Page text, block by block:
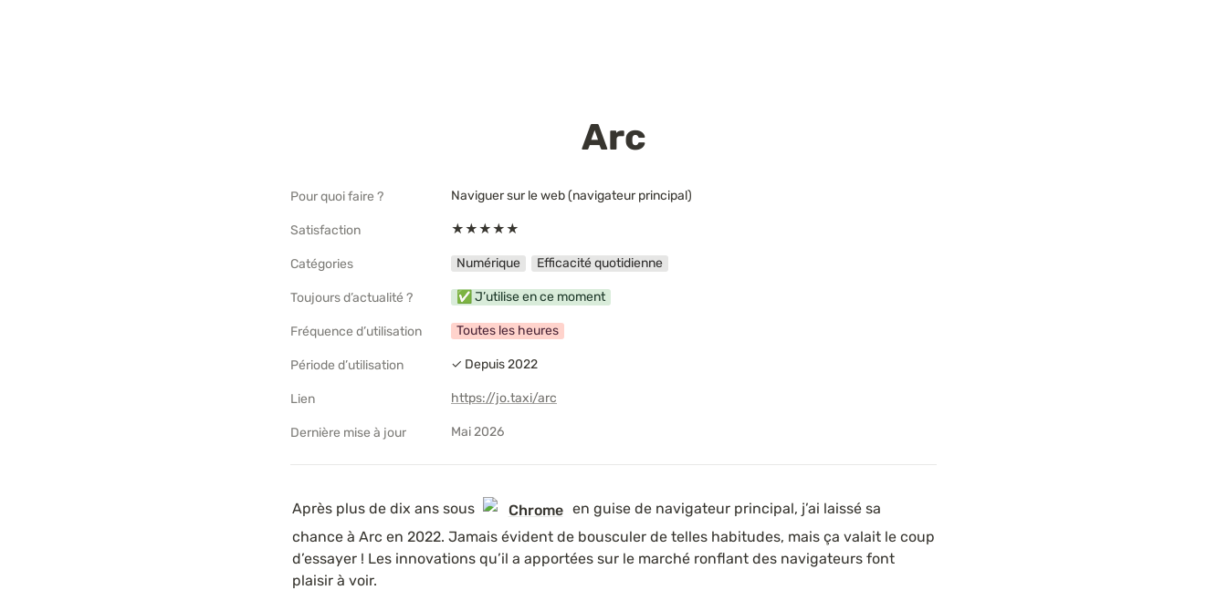
Arc
Pour quoi faire ? Naviguer sur le web (navigateur principal)
Satisfaction ★★★★★
Catégories Numérique Efficacité quotidienne
Toujours d’actualité ? ✅ J’utilise en ce moment
Fréquence d’utilisation Toutes les heures
Période d’utilisation ✓ Depuis 2022
Lien https://jo.taxi/arc
Dernière mise à jour Mai 2026
Après plus de dix ans sous Chrome en guise de navigateur principal, j’ai laissé sa
chance à Arc en 2022. Jamais évident de bousculer de telles habitudes, mais ça valait le coup
d’essayer ! Les innovations qu’il a apportées sur le marché ronflant des navigateurs font
plaisir à voir.